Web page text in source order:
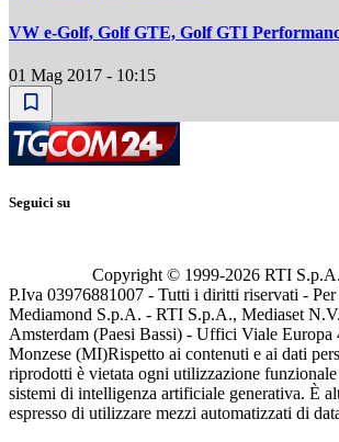
VW e-Golf, Golf GTE, Golf GTI
01 Mag 2017 - 10:15
Seguici su
Copyright © 1999-2026 RTI
P.Iva 03976881007 - Tutti i diritti riservati -
Mediamond S.p.A. - RTI S.p.A., Mediaset
Amsterdam (Paesi Bassi) - Uffici Viale
Monzese (MI)Rispetto ai contenuti e ai dati
riprodotti è vietata ogni utilizzazione funzionale
sistemi di intelligenza artificiale generativa. È
espresso di utilizzare mezzi automatizzati di